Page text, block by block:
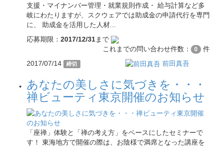
支援・マイナンバー管理・就業規則作成・ 給与計算など多
岐にわたりますが、スクウェアでは助成金の申請代行を専門
に、 助成金を活用した人材...
応募期限： 2017/12/31まで
これまでの問い合わせ件数：
0
件
2017/07/14
締切 前田真吾
あなたの美しさに気づきを・・・
禅ビューティ東京開催のお知らせ
「座禅」体験と「禅の考え方」をベースにしたセミナーで
す！ 東海地方で開催の際は、お陰様で満席となった講座を